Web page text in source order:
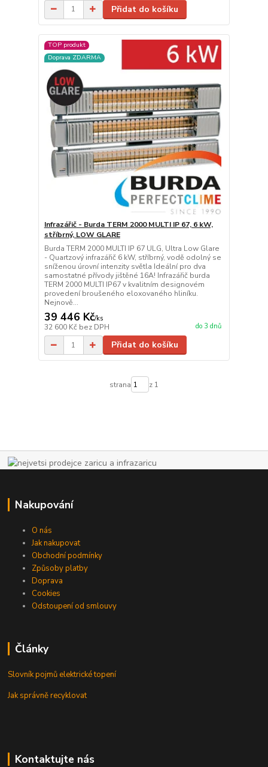
Přidat do košíku
TOP produkt
Doprava ZDARMA
Infrazářič - Burda TERM 2000 MULTI IP 67, 6 kW,
stříbrný, LOW GLARE
Burda TERM 2000 MULTI IP 67 ULG, Ultra Low Glare
- Quartzový infrazářič 6 kW, stříbrný, vodě odolný se
sníženou úrovní intenzity světla Ideální pro dva
samostatné přívody jištěné 16A! Infrazářič burda
TERM 2000 MULTI IP67 v kvalitním designovém
provedení broušeného eloxovaného hliníku.
Nejnově...
39 446 Kč/ks
32 600 Kč bez DPH do 3 dnů
Přidat do košíku
strana z 1
Nakupování
O nás
Jak nakupovat
Obchodní podmínky
Způsoby platby
Doprava
Cookies
Odstoupení od smlouvy
Články
Slovník pojmů elektrické topení
Jak správně recyklovat
Kontaktujte nás